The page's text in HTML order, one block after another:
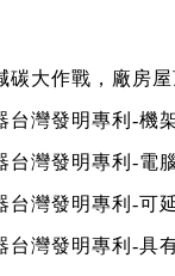
碳大作戰，廠房
台灣發明專利-機
台灣發明專利-電
台灣發明專利-可
台灣發明專利-具